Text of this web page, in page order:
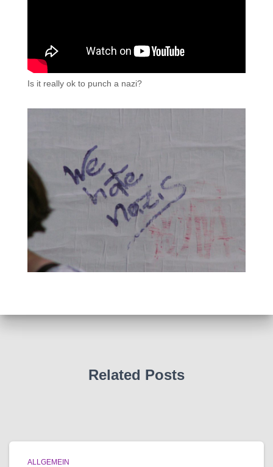
Is it really ok to punch a nazi?
Related Posts
ALLGEMEIN